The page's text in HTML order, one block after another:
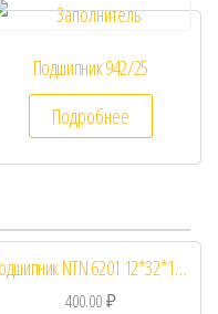
Подшипник 942/25
Подробнее
Подшипник NTN 6201 12*32*10 Закрытый
400.00₽